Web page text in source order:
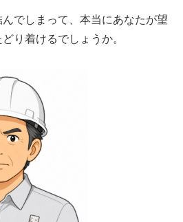
でしまって、本当にあなたが望
り着けるでしょうか。